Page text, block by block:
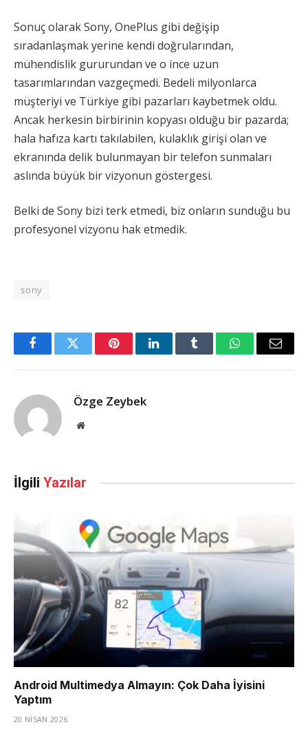
Sonuç olarak Sony, OnePlus gibi değişip
sıradanlaşmak yerine kendi doğrularından,
mühendislik gururundan ve o ince uzun
tasarımlarından vazgeçmedi. Bedeli milyonlarca
müşteriyi ve Türkiye gibi pazarları kaybetmek oldu.
Ancak herkesin birbirinin kopyası olduğu bir pazarda;
hala hafıza kartı takılabilen, kulaklık girişi olan ve
ekranında delik bulunmayan bir telefon sunmaları
aslında büyük bir vizyonun göstergesi.
Belki de Sony bizi terk etmedi, biz onların sunduğu bu
profesyonel vizyonu hak etmedik.
sony
FacebookTwitter PinterestLinkedInTumblr WhatsAppEmail
Özge Zeybek
Web
İlgili Yazılar
Android Multimedya Almayın: Çok Daha İyisini
Yaptım
20 NISAN 2026